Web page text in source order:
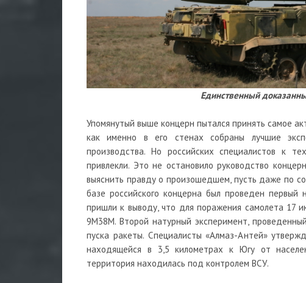
Единственный
Упомянутый выше концерн пытался принять самое
как именно в его стенах собраны лучшие
производства. Но российских специалистов к
привлекли. Это не остановило руководство
выяснить правду о произошедшем, пусть даже по
базе российского концерна был проведен
пришли к выводу, что для поражения самолета 17
9М38М. Второй натурный эксперимент,
пуска ракеты. Специалисты «Алмаз-Антей»
находящейся в 3,5 километрах к Югу от
территория находилась под контролем ВСУ.